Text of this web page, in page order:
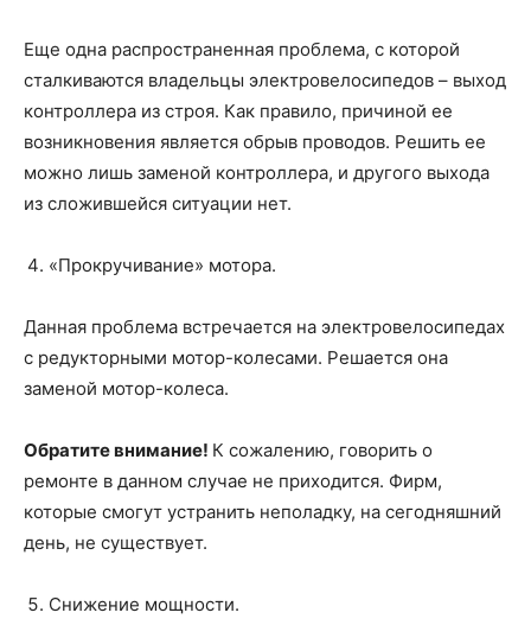
Еще одна распространенная проблема, с которой
сталкиваются владельцы электровелосипедов – выход
контроллера из строя. Как правило, причиной ее
возникновения является обрыв проводов. Решить ее
можно лишь заменой контроллера, и другого выхода
из сложившейся ситуации нет.
«Прокручивание» мотора.
Данная проблема встречается на электровелосипедах
с редукторными мотор-колесами. Решается она
заменой мотор-колеса.
Обратите внимание! К сожалению, говорить о
ремонте в данном случае не приходится. Фирм,
которые смогут устранить неполадку, на сегодняшний
день, не существует.
Снижение мощности.